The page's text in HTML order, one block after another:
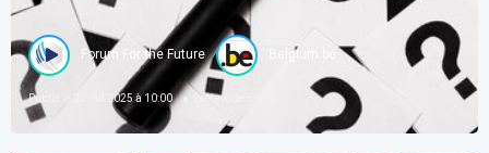
Forum For the Future Belgium.be
Publié le 22 Jul 2025 à 10:00 Lecture de